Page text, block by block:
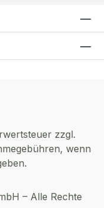
zzgl.
wenn
– Alle Rechte